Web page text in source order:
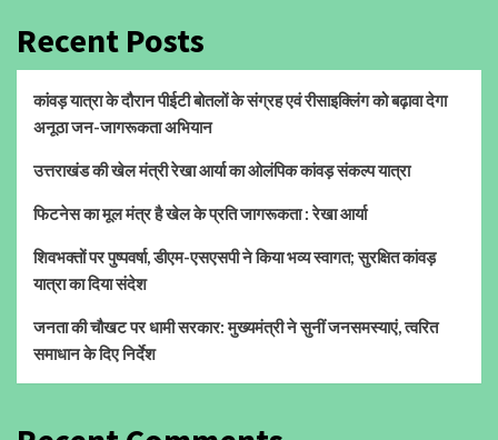
Recent Posts
कांवड़ यात्रा के दौरान पीईटी बोतलों के संग्रह एवं रीसाइक्लिंग को बढ़ावा देगा
अनूठा जन-जागरूकता अभियान
उत्तराखंड की खेल मंत्री रेखा आर्या का ओलंपिक कांवड़ संकल्प यात्रा
फिटनेस का मूल मंत्र है खेल के प्रति जागरूकता : रेखा आर्या
शिवभक्तों पर पुष्पवर्षा, डीएम-एसएसपी ने किया भव्य स्वागत; सुरक्षित कांवड़
यात्रा का दिया संदेश
जनता की चौखट पर धामी सरकार: मुख्यमंत्री ने सुनीं जनसमस्याएं, त्वरित
समाधान के दिए निर्देश